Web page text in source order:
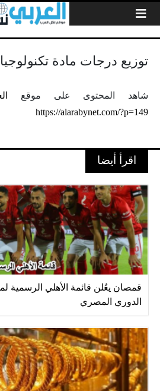
توزيع درجات مادة
شاهد المحتوى على موقع
https://alarabynet.com/?p=149
اقرأ أيضا
قمصان يعُلن قائمة الأهلي الرسمية
الدوري المصري